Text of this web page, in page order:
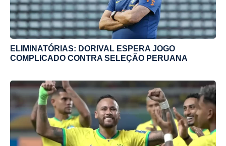
ELIMINATÓRIAS: DORIVAL ESPERA JOGO
COMPLICADO CONTRA SELEÇÃO PERUANA